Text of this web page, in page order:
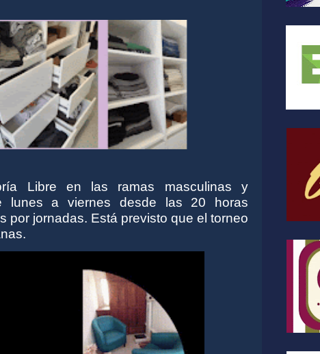
Libre en las ramas masculinas y
lunes a viernes desde las 20 horas
por jornadas. Está previsto que el torneo